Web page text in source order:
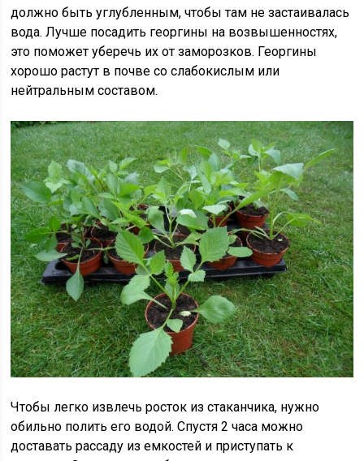
должно быть углубленным, чтобы там не застаивалась
вода. Лучше посадить георгины на возвышенностях,
это поможет уберечь их от заморозков. Георгины
хорошо растут в почве со слабокислым или
нейтральным составом.
Чтобы легко извлечь росток из стаканчика, нужно
обильно полить его водой. Спустя 2 часа можно
доставать рассаду из емкостей и приступать к